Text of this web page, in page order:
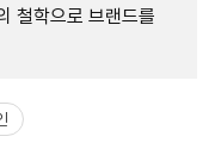
철학으로 브랜드를